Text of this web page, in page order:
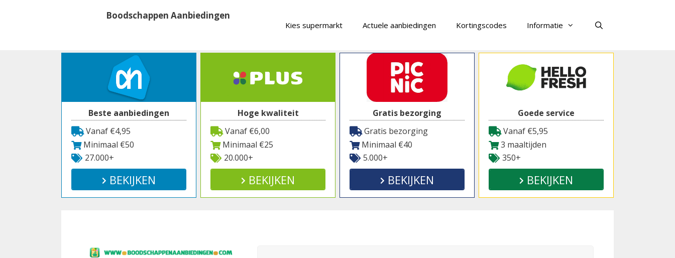
Boodschappen Aanbiedingen
Kies supermarkt Actuele aanbiedingen Kortingscodes Informatie
Beste aanbiedingen
Vanaf €4,95
Minimaal €50
27.000+
BEKIJKEN
Hoge kwaliteit
Vanaf €6,00
Minimaal €25
20.000+
BEKIJKEN
Gratis bezorging
Gratis bezorging
Minimaal €40
5.000+
BEKIJKEN
Goede service
Vanaf €5,95
3 maaltijden
350+
BEKIJKEN